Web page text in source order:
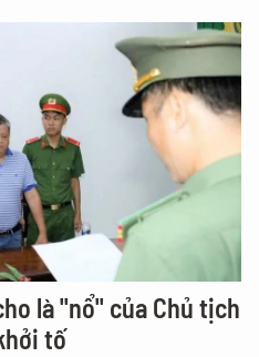
là "nổ" của Chủ tịch
tố